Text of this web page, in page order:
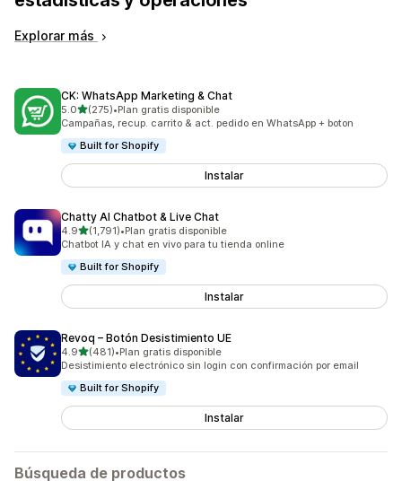
Explorar más
CK: WhatsApp Marketing & Chat
5.0de 5 estrellas
(275)
275 reseñas en total
•Plan gratis disponible
Campañas, recup. carrito & act. pedido en WhatsApp + boton
Built for Shopify
Instalar
Chatty AI Chatbot & Live Chat
4.9de 5 estrellas
(1,791)
1791 reseñas en total
•Plan gratis disponible
Chatbot IA y chat en vivo para tu tienda online
Built for Shopify
Instalar
Revoq – Botón Desistimiento UE
4.9de 5 estrellas
(481)
481 reseñas en total
•Plan gratis disponible
Desistimiento electrónico sin login con confirmación por email
Built for Shopify
Instalar
Búsqueda de productos